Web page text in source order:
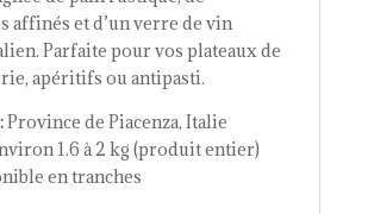
affinés et d’un verre de vin
Parfaite pour vos plateaux de
apéritifs ou antipasti.
Province de Piacenza, Italie
1.6 à 2 kg (produit entier)
en tranches